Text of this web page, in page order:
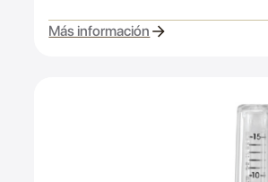
Más información